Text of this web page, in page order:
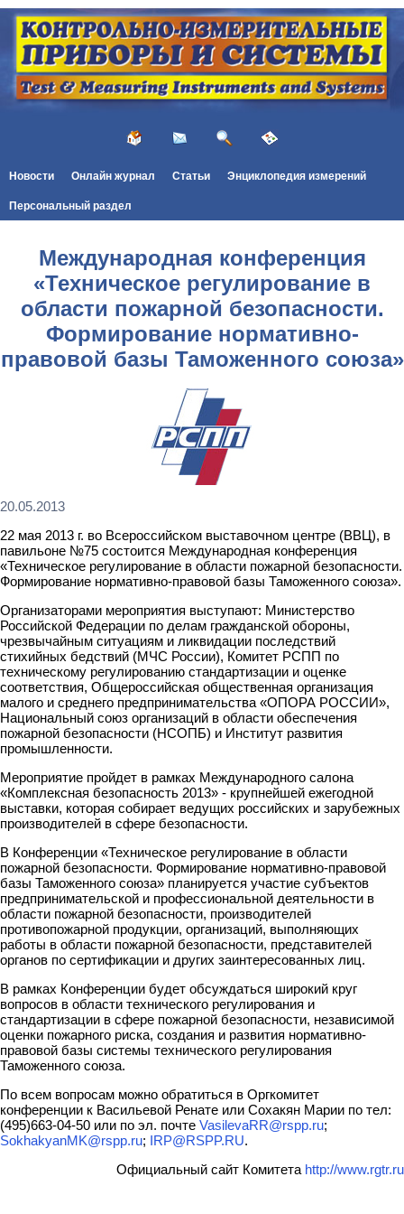
Новости Онлайн журнал Статьи Энциклопедия измерений
Персональный раздел
Международная конференция
«Техническое регулирование в
области пожарной безопасности.
Формирование нормативно-
правовой базы Таможенного союза»
20.05.2013
22 мая 2013 г. во Всероссийском выставочном центре (ВВЦ), в
павильоне №75 состоится Международная конференция
«Техническое регулирование в области пожарной безопасности.
Формирование нормативно-правовой базы Таможенного союза».
Организаторами мероприятия выступают: Министерство
Российской Федерации по делам гражданской обороны,
чрезвычайным ситуациям и ликвидации последствий
стихийных бедствий (МЧС России), Комитет РСПП по
техническому регулированию стандартизации и оценке
соответствия, Общероссийская общественная организация
малого и среднего предпринимательства «ОПОРА РОССИИ»,
Национальный союз организаций в области обеспечения
пожарной безопасности (НСОПБ) и Институт развития
промышленности.
Мероприятие пройдет в рамках Международного салона
«Комплексная безопасность 2013» - крупнейшей ежегодной
выставки, которая собирает ведущих российских и зарубежных
производителей в сфере безопасности.
В Конференции «Техническое регулирование в области
пожарной безопасности. Формирование нормативно-правовой
базы Таможенного союза» планируется участие субъектов
предпринимательской и профессиональной деятельности в
области пожарной безопасности, производителей
противопожарной продукции, организаций, выполняющих
работы в области пожарной безопасности, представителей
органов по сертификации и других заинтересованных лиц.
В рамках Конференции будет обсуждаться широкий круг
вопросов в области технического регулирования и
стандартизации в сфере пожарной безопасности, независимой
оценки пожарного риска, создания и развития нормативно-
правовой базы системы технического регулирования
Таможенного союза.
По всем вопросам можно обратиться в Оргкомитет
конференции к Васильевой Ренате или Сохакян Марии по тел:
(495)663-04-50 или по эл. почте VasilevaRR@rspp.ru;
SokhakyanMK@rspp.ru; IRP@RSPP.RU.
Официальный сайт Комитета http://www.rgtr.ru